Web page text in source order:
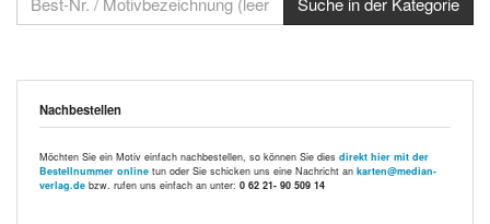
Nachbestellen
Möchten Sie ein Motiv einfach nachbestellen, so können Sie dies direkt hier mit der
Bestellnummer online tun oder Sie schicken uns eine Nachricht an karten@median-
verlag.de bzw. rufen uns einfach an unter: 0 62 21- 90 509 14